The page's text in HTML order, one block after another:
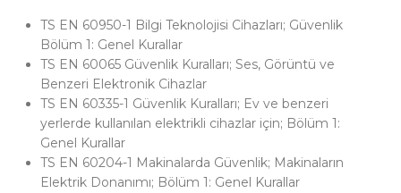
TS EN 60950-1 Bilgi Teknolojisi Cihazları; Güvenlik
Bölüm 1: Genel Kurallar
TS EN 60065 Güvenlik Kuralları; Ses, Görüntü ve
Benzeri Elektronik Cihazlar
TS EN 60335-1 Güvenlik Kuralları; Ev ve benzeri
yerlerde kullanılan elektrikli cihazlar için; Bölüm 1:
Genel Kurallar
TS EN 60204-1 Makinalarda Güvenlik; Makinaların
Elektrik Donanımı; Bölüm 1: Genel Kurallar